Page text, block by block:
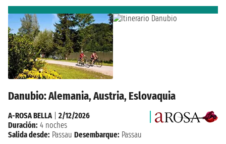
Danubio: Alemania, Austria, Eslovaquia
A-ROSA BELLA
2/12/2026
Duración: 4 noches
Salida desde: Passau Desembarque: Passau